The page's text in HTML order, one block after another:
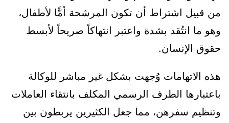
من قبيل اشتراط أن تكون المرشحة أمًّا لأطفال،
وهو ما انتُقد بشدة واعتبر انتهاكاً صريحاً لأبسط
حقوق الإنسان.
هذه الاتهامات وُجهت بشكل غير مباشر للوكالة
باعتبارها الطرف الرسمي المكلف بانتقاء العاملات
وتنظيم سفرهن، مما جعل الكثيرين يربطون بين